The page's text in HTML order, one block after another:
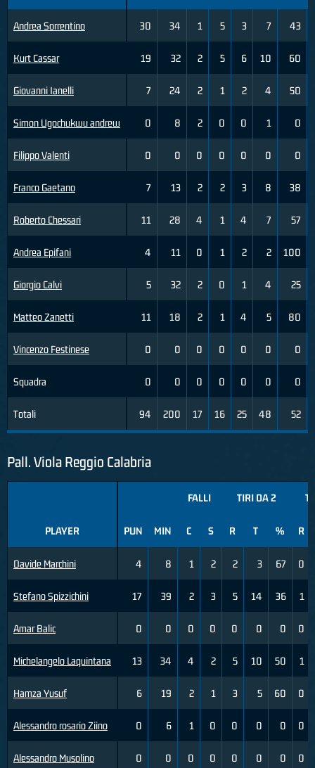
Andrea Sorrentino
Kurt Cassar
Giovanni Ianelli
Simon Ugochukwu andrew
Filippo Valenti
Franco Gaetano
Roberto Chessari
Andrea Epifani
Giorgio Calvi
Matteo Zanetti
Vincenzo Festinese
Squadra
Totali
30 34 1 5 3 7 43
19 32 2 5 6 10 60
7 24 2 1 2 4 50
0 8 2 0 0 1 0
0 0 0 0 0 0 0
7 13 2 2 3 8 38
11 28 4 1 4 7 57
4 11 0 1 2 2 100
5 32 2 0 1 4 25
11 18 2 1 4 5 80
0 0 0 0 0 0 0
0 0 0 0 0 0 0
94 200 17 16 25 48 52
Pall. Viola Reggio Calabria
PLAYER
Davide Marchini
Stefano Spizzichini
Amar Balic
Michelangelo Laquintana
Hamza Yusuf
Alessandro rosario Ziino
Alessandro Musolino
FALLI TIRI DA 2
PUN MIN C S R T % R
4 8 1 2 2 3 67 0
17 39 2 3 5 14 36 1
0 0 0 0 0 0 0 0
13 34 4 2 5 10 50 1
6 19 2 1 3 5 60 0
0 6 1 0 0 0 0 0
0 0 0 0 0 0 0 0